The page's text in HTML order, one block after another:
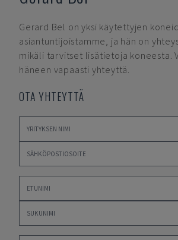
Gerard Bel on yksi käytettyjen
asiantuntijoistamme, ja hän on
mikäli tarvitset lisätietoja koneesta.
häneen vapaasti yhteyttä.
OTA YHTEYTTÄ